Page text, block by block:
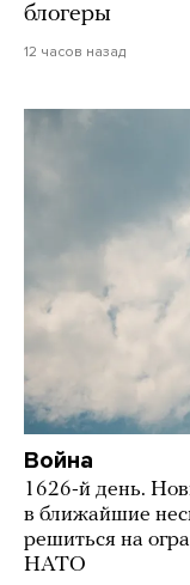
блогеры
12 часов назад
Война
1626-й день.
в ближайшие
решиться на
НАТО